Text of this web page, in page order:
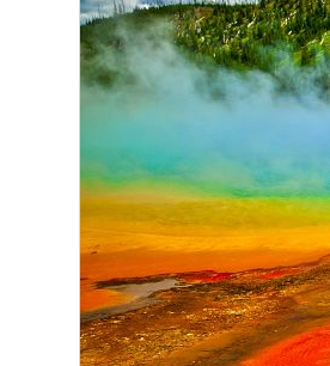
Киев
Лондон
Лос-Анджелес
Москва
Париж
Паттайя